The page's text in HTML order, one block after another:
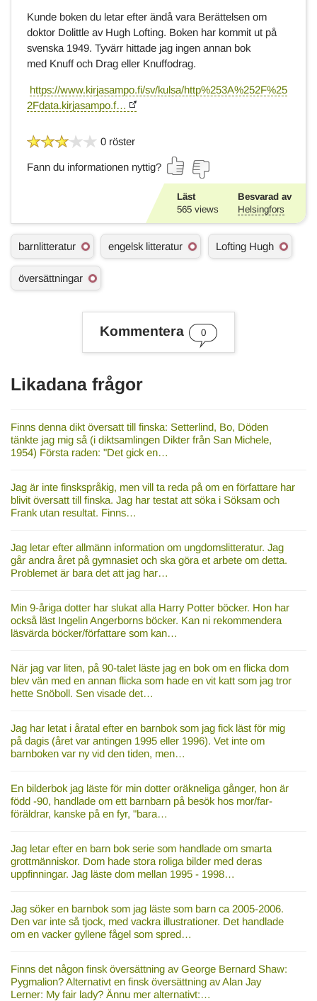
Kunde boken du letar efter ändå vara Berättelsen om
doktor Dolittle av Hugh Lofting. Boken har kommit ut på
svenska 1949. Tyvärr hittade jag ingen annan bok
med Knuff och Drag eller Knuffodrag.
https://www.kirjasampo.fi/sv/kulsa/http%253A%252F%25
2Fdata.kirjasampo.f…
0 röster
Fann du informationen nyttig?
Läst
565 views
Besvarad av
Helsingfors
Ä
n
s
barnlitteratur engelsk litteratur Lofting Hugh
översättningar
Kommentera 0
Likadana frågor
Finns denna dikt översatt till finska: Setterlind, Bo, Döden
tänkte jag mig så (i diktsamlingen Dikter från San Michele,
1954) Första raden: "Det gick en…
Jag är inte finskspråkig, men vill ta reda på om en författare har
blivit översatt till finska. Jag har testat att söka i Söksam och
Frank utan resultat. Finns…
Jag letar efter allmänn information om ungdomslitteratur. Jag
går andra året på gymnasiet och ska göra et arbete om detta.
Problemet är bara det att jag har…
Min 9-åriga dotter har slukat alla Harry Potter böcker. Hon har
också läst Ingelin Angerborns böcker. Kan ni rekommendera
läsvärda böcker/författare som kan…
När jag var liten, på 90-talet läste jag en bok om en flicka dom
blev vän med en annan flicka som hade en vit katt som jag tror
hette Snöboll. Sen visade det…
Jag har letat i åratal efter en barnbok som jag fick läst för mig
på dagis (året var antingen 1995 eller 1996). Vet inte om
barnboken var ny vid den tiden, men…
En bilderbok jag läste för min dotter oräkneliga gånger, hon är
född -90, handlade om ett barnbarn på besök hos mor/far-
föräldrar, kanske på en fyr, "bara…
Jag letar efter en barn bok serie som handlade om smarta
grottmänniskor. Dom hade stora roliga bilder med deras
uppfinningar. Jag läste dom mellan 1995 - 1998…
Jag söker en barnbok som jag läste som barn ca 2005-2006.
Den var inte så tjock, med vackra illustrationer. Det handlade
om en vacker gyllene fågel som spred…
Finns det någon finsk översättning av George Bernard Shaw:
Pygmalion? Alternativt en finsk översättning av Alan Jay
Lerner: My fair lady? Ännu mer alternativt:…